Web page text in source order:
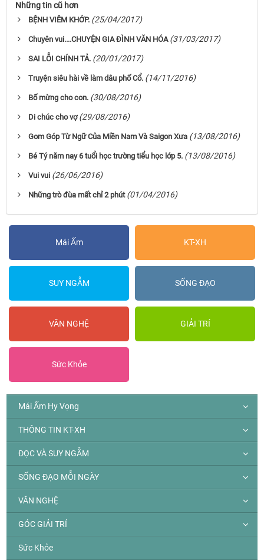
Những tin cũ hơn
BỆNH VIÊM KHỚP. (25/04/2017)
Chuyên vui....CHUYỆN GIA ĐÌNH VĂN HÓA (31/03/2017)
SAI LỖI CHÍNH TẢ. (20/01/2017)
Truyện siêu hài về làm dâu phố Cổ. (14/11/2016)
Bố mừng cho con. (30/08/2016)
Di chúc cho vợ (29/08/2016)
Gom Góp Từ Ngữ Của Miền Nam Và Saigon Xưa (13/08/2016)
Bé Tý năm nay 6 tuổi học trường tiểu học lớp 5. (13/08/2016)
Vui vui (26/06/2016)
Những trò đùa mất chỉ 2 phút (01/04/2016)
Mái Ấm KT-XH
SUY NGẪM SỐNG ĐẠO
VĂN NGHỆ GIẢI TRÍ
Sức Khỏe
Mái Ấm Hy Vọng
THÔNG TIN KT-XH
ĐỌC VÀ SUY NGẪM
SỐNG ĐẠO MỖI NGÀY
VĂN NGHỆ
GÓC GIẢI TRÍ
Sức Khỏe